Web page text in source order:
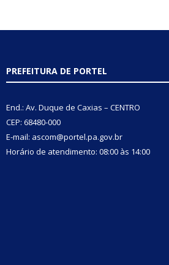
PREFEITURA DE PORTEL
End.: Av. Duque de Caxias – CENTRO
CEP: 68480-000
E-mail: ascom@portel.pa.gov.br
Horário de atendimento: 08:00 às 14:00